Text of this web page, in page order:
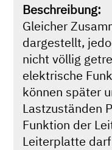
Beschreibung:
Gleicher
dargestellt,
nicht völlig
elektrische
können später
Lastzuständen
Funktion der
Leiterplatte